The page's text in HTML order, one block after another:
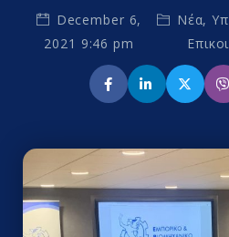
December 6,
2021 9:46 pm
Νέα,